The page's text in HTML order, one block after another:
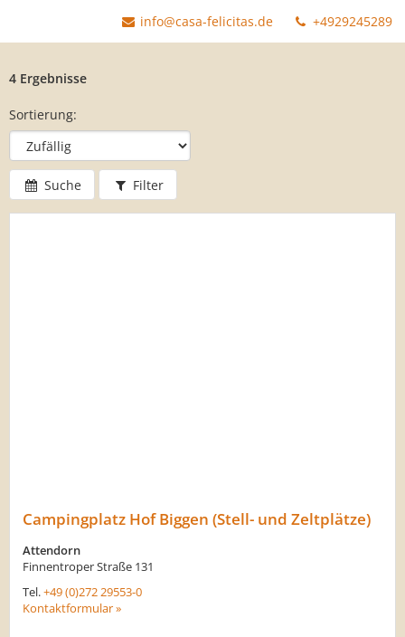
info@casa-felicitas.de +4929245289
4 Ergebnisse
Sortierung:
Suche Filter
Campingplatz Hof Biggen (Stell- und Zeltplätze)
Attendorn
Finnentroper Straße 131
Tel.+49 (0)272 29553-0
Kontaktformular »